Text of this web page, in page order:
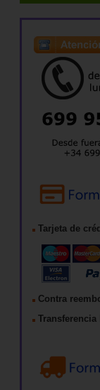
Tarjeta de
Contra
Transferencia